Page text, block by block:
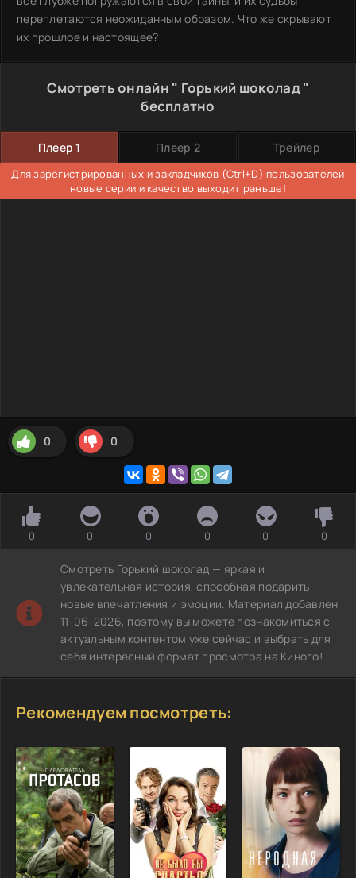
переплетаются неожиданным образом. Что же скрывают
их прошлое и настоящее?
Смотреть онлайн " Горький шоколад "
бесплатно
Плеер 1 Плеер 2 Трейлер
Для зарегистрированных и закладчиков (Ctrl+D) пользователей
новые серии и качество выходит раньше!
0 0
0 0 0 0 0 0
Смотреть Горький шоколад — яркая и
увлекательная история, способная подарить
новые впечатления и эмоции. Материал добавлен
11-06-2026, поэтому вы можете познакомиться с
актуальным контентом уже сейчас и выбрать для
себя интересный формат просмотра на Киного!
Рекомендуем посмотреть: